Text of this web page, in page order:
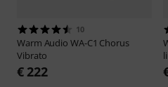
10
Warm Audio WA-C1 Chorus
Vibrato
€ 222